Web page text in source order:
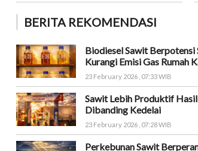
BERITA REKOMENDASI
Biodiesel Sawit Berpotensi
Kurangi Emisi Gas Rumah
23 February 2026 , 07:33 WIB
Sawit Lebih Produktif
Dibanding Kedelai
23 February 2026 , 07:28 WIB
Perkebunan Sawit